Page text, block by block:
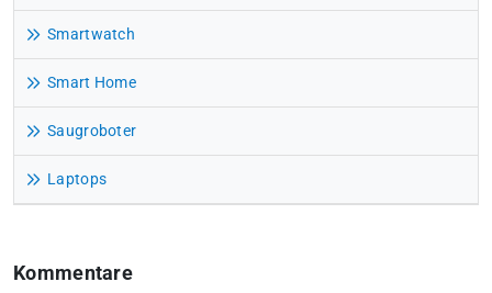
Smartwatch
Smart Home
Saugroboter
Laptops
Kommentare